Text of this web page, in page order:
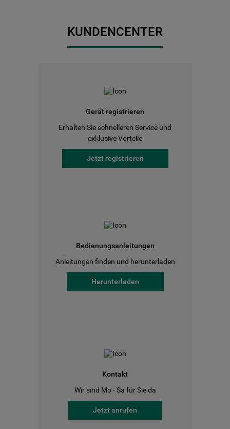
KUNDENCENTER
Gerät registrieren
Erhalten Sie schnelleren Service und
exklusive Vorteile
Jetzt registrieren
Bedienungsanleitungen
Anleitungen finden und herunterladen
Herunterladen
Kontakt
Wir sind Mo - Sa für Sie da
Jetzt anrufen